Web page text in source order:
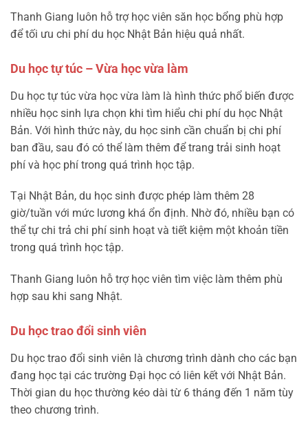
Thanh Giang luôn hỗ trợ học viên săn học bổng phù hợp
để tối ưu chi phí du học Nhật Bản hiệu quả nhất.
Du học tự túc – Vừa học vừa làm
Du học tự túc vừa học vừa làm là hình thức phổ biến được
nhiều học sinh lựa chọn khi tìm hiểu chi phí du học Nhật
Bản. Với hình thức này, du học sinh cần chuẩn bị chi phí
ban đầu, sau đó có thể làm thêm để trang trải sinh hoạt
phí và học phí trong quá trình học tập.
Tại Nhật Bản, du học sinh được phép làm thêm 28
giờ/tuần với mức lương khá ổn định. Nhờ đó, nhiều bạn có
thể tự chi trả chi phí sinh hoạt và tiết kiệm một khoản tiền
trong quá trình học tập.
Thanh Giang luôn hỗ trợ học viên tìm việc làm thêm phù
hợp sau khi sang Nhật.
Du học trao đổi sinh viên
Du học trao đổi sinh viên là chương trình dành cho các bạn
đang học tại các trường Đại học có liên kết với Nhật Bản.
Thời gian du học thường kéo dài từ 6 tháng đến 1 năm tùy
theo chương trình.